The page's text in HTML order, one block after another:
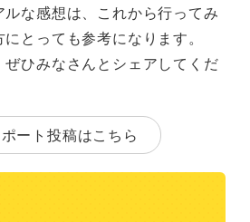
な感想は、これから行ってみ
とっても参考になります。
ひみなさんとシェアしてくだ
ート投稿はこちら